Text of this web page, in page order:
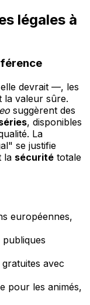
légales à
devrait —, les
la valeur sûre.
suggèrent des
, disponibles
La
se justifie
la sécurité totale
européennes,
avec
pour les animés,